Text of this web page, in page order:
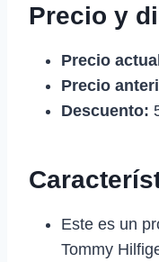
Precio y
Precio
Precio
Descuento:
Este es un
Tommy